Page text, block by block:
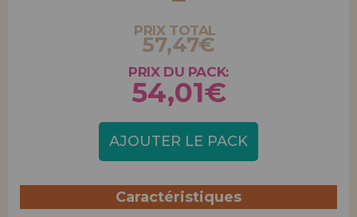
PRIX TOTAL
57,47€
PRIX DU PACK:
54,01€
AJOUTER LE PACK
Caractéristiques